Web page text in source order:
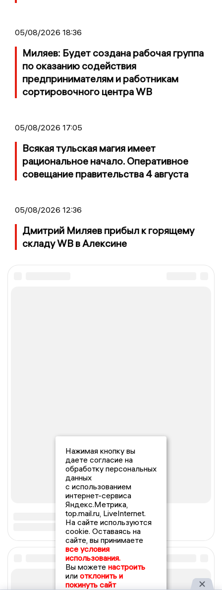
05/08/2026 18:36
Миляев: Будет создана рабочая группа
по оказанию содействия
предпринимателям и работникам
сортировочного центра WB
05/08/2026 17:05
Всякая тульская магия имеет
рациональное начало. Оперативное
совещание правительства 4 августа
05/08/2026 12:36
Дмитрий Миляев прибыл к горящему
складу WB в Алексине
Нажимая кнопку вы
даете согласие на
обработку персональных
данных
с использованием
интернет-сервиса
Яндекс.Метрика,
top.mail.ru, LiveInternet.
На сайте используются
cookie. Оставаясь на
сайте, вы принимаете
все условия
использования.
Вы можете настроить
или отклонить и
покинуть сайт